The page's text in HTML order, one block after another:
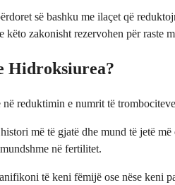
së bashku me ilaçet që
zakonisht rezervohen për raste
Hidroksiurea?
reduktimin e numrit të
më të gjatë dhe mund të jetë
në fertilitet.
të keni fëmijë ose nëse keni